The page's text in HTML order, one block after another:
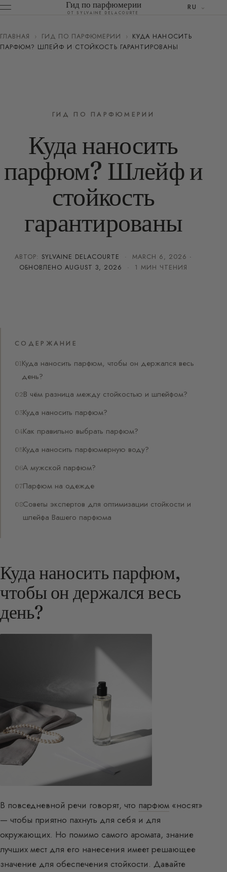
Гид по парфюмерии
ОТ SYLVAINE DELACOURTE
RU
ГЛАВНАЯ › ГИД ПО ПАРФЮМЕРИИ › КУДА НАНОСИТЬ
ПАРФЮМ? ШЛЕЙФ И СТОЙКОСТЬ ГАРАНТИРОВАНЫ
ГИД ПО ПАРФЮМЕРИИ
Куда наносить
парфюм? Шлейф и
стойкость
гарантированы
АВТОР: SYLVAINE DELACOURTE ·MARCH 6, 2026 ·
ОБНОВЛЕНО AUGUST 3, 2026 · 1 МИН ЧТЕНИЯ
СОДЕРЖАНИЕ
Куда наносить парфюм, чтобы он держался весь
день?
В чём разница между стойкостью и шлейфом?
Куда наносить парфюм?
Как правильно выбрать парфюм?
Куда наносить парфюмерную воду?
А мужской парфюм?
Парфюм на одежде
Советы экспертов для оптимизации стойкости и
шлейфа Вашего парфюма
Куда наносить парфюм,
чтобы он держался весь
день?
В повседневной речи говорят, что парфюм «носят»
— чтобы приятно пахнуть для себя и для
окружающих. Но помимо самого аромата, знание
лучших мест для его нанесения имеет решающее
значение для обеспечения стойкости. Давайте